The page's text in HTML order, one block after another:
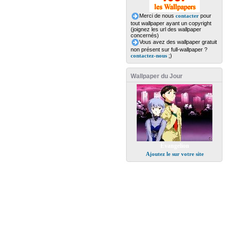
Merci de nous contacterpour
tout wallpaper ayant un copyright
(joignez les url des wallpaper
concernés)
Vous avez des wallpaper gratuit
non présent sur full-wallpaper ?
contactez-nous;)
Wallpaper du Jour
Ajoutez le sur votre site